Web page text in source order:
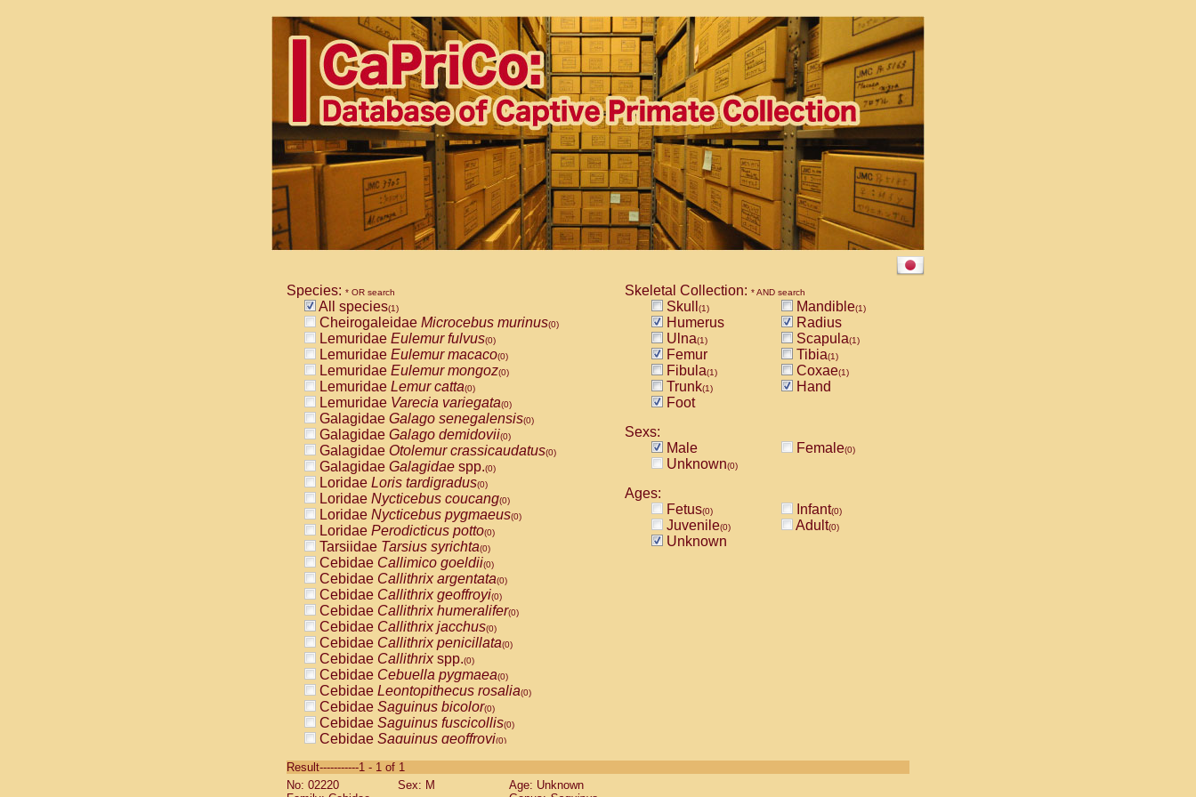
Species: * OR search
All species(1)
Cheirogaleidae Microcebus murinus(0)
Lemuridae Eulemur fulvus(0)
Lemuridae Eulemur macaco(0)
Lemuridae Eulemur mongoz(0)
Lemuridae Lemur catta(0)
Lemuridae Varecia variegata(0)
Galagidae Galago senegalensis(0)
Galagidae Galago demidovii(0)
Galagidae Otolemur crassicaudatus(0)
Galagidae Galagidae spp.(0)
Loridae Loris tardigradus(0)
Loridae Nycticebus coucang(0)
Loridae Nycticebus pygmaeus(0)
Loridae Perodicticus potto(0)
Tarsiidae Tarsius syrichta(0)
Cebidae Callimico goeldii(0)
Cebidae Callithrix argentata(0)
Cebidae Callithrix geoffroyi(0)
Cebidae Callithrix humeralifer(0)
Cebidae Callithrix jacchus(0)
Cebidae Callithrix penicillata(0)
Cebidae Callithrixspp.(0)
Cebidae Cebuella pygmaea(0)
Cebidae Leontopithecus rosalia(0)
Cebidae Saguinus bicolor(0)
Cebidae Saguinus fuscicollis(0)
Cebidae Saguinus geoffroyi(0)
CebidaeSaguinus labiatus(0)
Cebidae Saguinus leucopus (0)
Skeletal Collection: * AND search
Skull (1) Mandible(1)
Humerus
Radius
Ulna(1) Scapula(1)
Femur Tibia(1)
Fibula(1) Coxae(1)
Trunk(1)
Hand
Foot
Sexs:
Male
Female(0)
Unknown(0)
Ages:
Fetus(0) Infant(0)
Juvenile(0) Adult(0)
Unknown
Result-----------1 - 1 of 1
No: 02220
Sex: M
Age: Unknown